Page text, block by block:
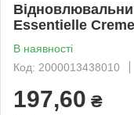
Essentielle
В наявності
Код: 2000013438010
197,60 ₴